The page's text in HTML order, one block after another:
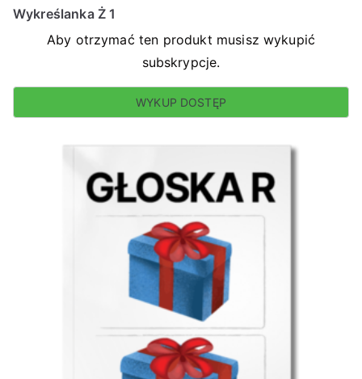
Wykreślanka Ż 1
Aby otrzymać ten produkt musisz wykupić
subskrypcje.
WYKUP DOSTĘP